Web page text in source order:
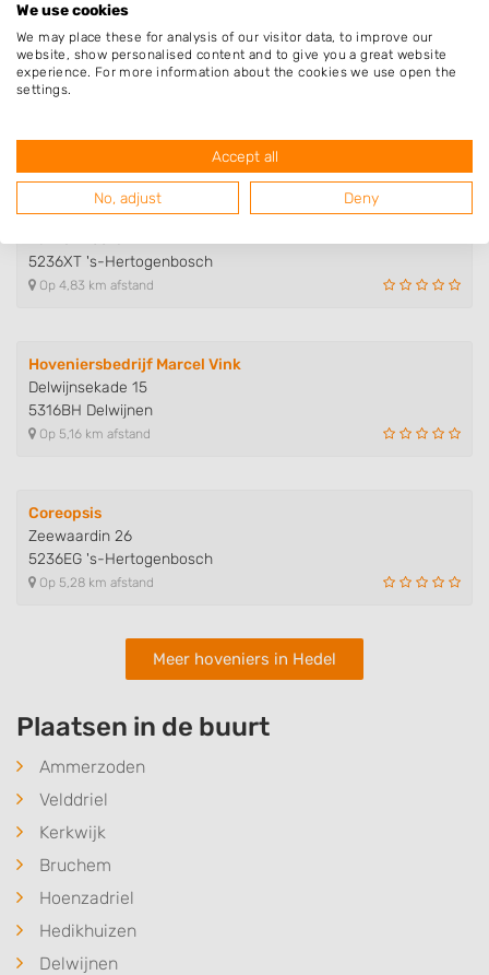
Florijk
Graaf van Solmsweg 50
Op 4,15 km afstand
Van der Sterren Hovenier
5236XT 's-Hertogenbosch
Op 4,83 km afstand
Hoveniersbedrijf Marcel Vink
Delwijnsekade 15
5316BH Delwijnen
Op 5,16 km afstand
Coreopsis
Zeewaardin 26
5236EG 's-Hertogenbosch
Op 5,28 km afstand
Meer hoveniers in Hedel
Plaatsen in de buurt
Ammerzoden
Velddriel
Kerkwijk
Bruchem
Hoenzadriel
Hedikhuizen
Delwijnen
We use cookies
We may place these for analysis of our visitor data, to improve our
website, show personalised content and to give you a great website
experience. For more information about the cookies we use open the
settings.
Accept all
No, adjust Deny